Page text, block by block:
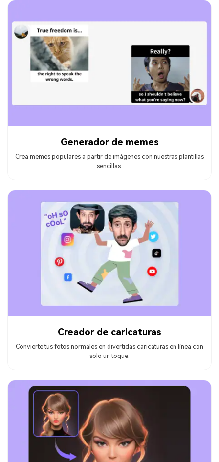
Generador de memes
Crea memes populares a partir de imágenes con nuestras plantillas
sencillas.
Creador de caricaturas
Convierte tus fotos normales en divertidas caricaturas en línea con
solo un toque.